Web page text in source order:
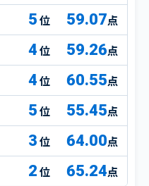
5 59.07点
4 59.26点
4 60.55点
5 55.45点
3 64.00点
2 65.24点